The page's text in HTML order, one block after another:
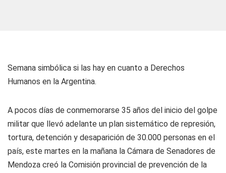
Semana simbólica si las hay en cuanto a Derechos
Humanos en la Argentina.
A pocos días de conmemorarse 35 años del inicio del golpe
militar que llevó adelante un plan sistemático de represión,
tortura, detención y desaparición de 30.000 personas en el
país, este martes en la mañana la Cámara de Senadores de
Mendoza creó la Comisión provincial de prevención de la